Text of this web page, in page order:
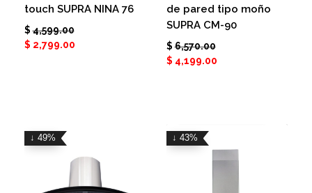
touch SUPRA NINA 76
$ 4,599.00
$ 2,799.00
de pared tipo moño
SUPRA CM-90
$ 6,570.00
$ 4,199.00
↓ 49% ↓ 43%